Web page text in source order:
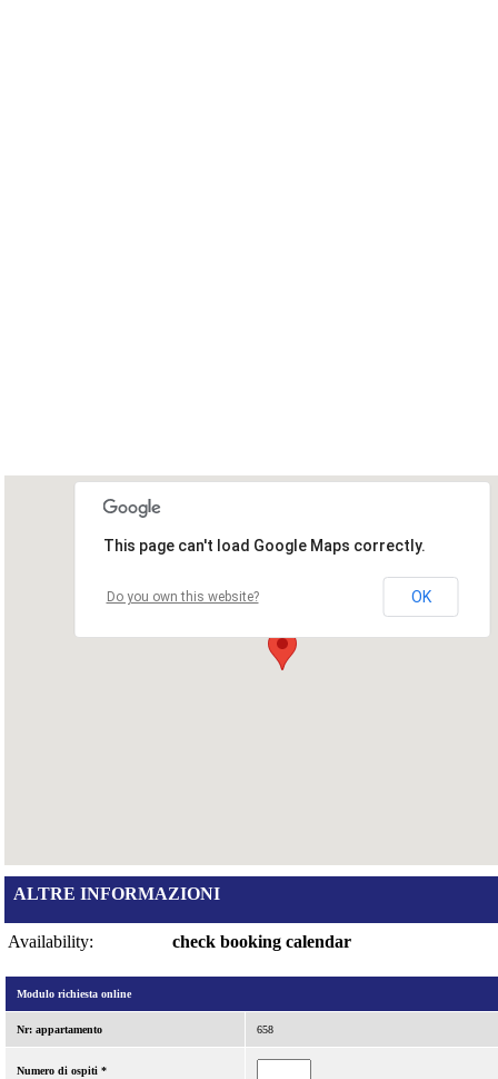
This page can't load Google Maps correctly.
Do you own this website? OK
ALTRE INFORMAZIONI
Availability: check booking calendar
Modulo richiesta online
Nr: appartamento 658
Numero di ospiti *